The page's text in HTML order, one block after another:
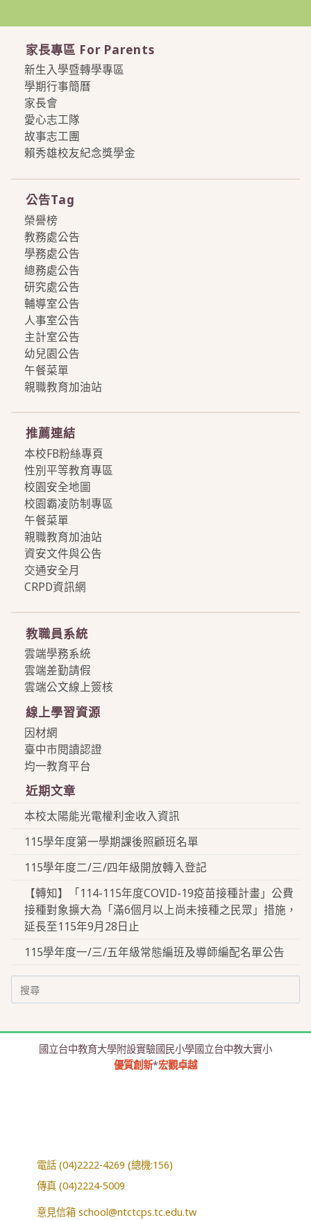
家長專區 For Parents
新生入學暨轉學專區
學期行事簡曆
家長會
愛心志工隊
故事志工團
賴秀雄校友紀念獎學金
公告Tag
榮譽榜
教務處公告
學務處公告
總務處公告
研究處公告
輔導室公告
人事室公告
主計室公告
幼兒園公告
午餐菜單
親職教育加油站
推薦連結
本校FB粉絲專頁
性別平等教育專區
校園安全地圖
校園霸凌防制專區
午餐菜單
親職教育加油站
資安文件與公告
交通安全月
CRPD資訊網
教職員系統
雲端學務系統
雲端差勤請假
雲端公文線上簽核
線上學習資源
因材網
臺中市閱讀認證
均一教育平台
近期文章
本校太陽能光電權利金收入資訊
115學年度第一學期課後照顧班名單
115學年度二/三/四年級開放轉入登記
【轉知】「114-115年度COVID-19疫苗接種計畫」公費
接種對象擴大為「滿6個月以上尚未接種之民眾」措施，
延長至115年9月28日止
115學年度一/三/五年級常態編班及導師編配名單公告
Search
for:
國立台中教育大學附設實驗國民小學國立台中教大實小
優質創新*宏觀卓越
電話 (04)2222-4269 (總機:156)
傳真 (04)2224-5009
意見信箱school@ntctcps.tc.edu.tw